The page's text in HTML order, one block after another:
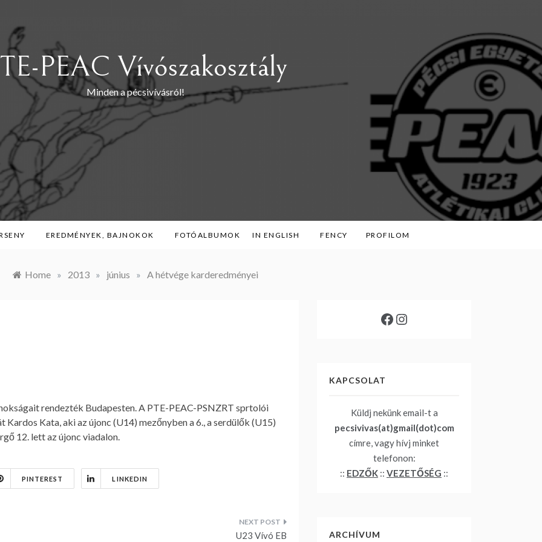
PEAC Vívószakosztály
Minden a pécsivívásról!
EREDMÉNYEK, BAJNOKOK FOTÓALBUMOK IN ENGLISH FENCY PROFILOM
Home » 2013 » június » A hétvége karderedményei
rendezték Budapesten. A PTE-PEAC-PSNZRT sprtolói
Kata, aki az újonc (U14) mezőnyben a 6., a serdülők (U15)
12. lett az újonc viadalon.
PINTEREST LINKEDIN
U23 Vívó EB
Facebook
Instagram
KAPCSOLAT
Küldj nekünk email-t a
pecsivivas(at)gmail(dot)com
címre, vagy hívj minket
telefonon:
:: EDZŐK :: VEZETŐSÉG ::
ARCHÍVUM